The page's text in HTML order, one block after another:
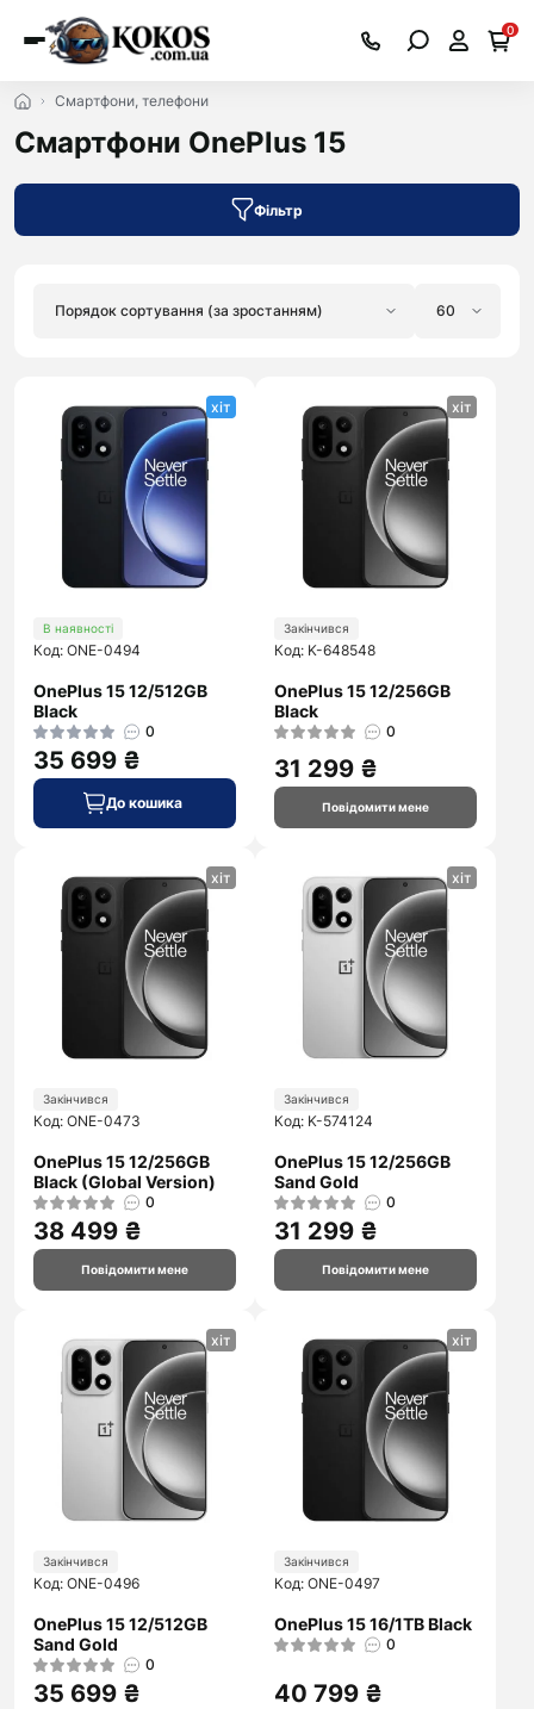
0
Смартфони, телефони
Смартфони OnePlus 15
Фільтр
хіт
В наявності
Код: ONE-0494
OnePlus 15 12/512GB
Black
0
35 699 ₴
До кошика
хіт
Закінчився
Код: K-648548
OnePlus 15 12/256GB
Black
0
31 299 ₴
Повідомити мене
хіт
Закінчився
Код: ONE-0473
OnePlus 15 12/256GB
Black (Global Version)
0
38 499 ₴
Повідомити мене
хіт
Закінчився
Код: K-574124
OnePlus 15 12/256GB
Sand Gold
0
31 299 ₴
Повідомити мене
хіт
Закінчився
Код: ONE-0496
OnePlus 15 12/512GB
Sand Gold
0
35 699 ₴
хіт
Закінчився
Код: ONE-0497
OnePlus 15 16/1TB Black
0
40 799 ₴